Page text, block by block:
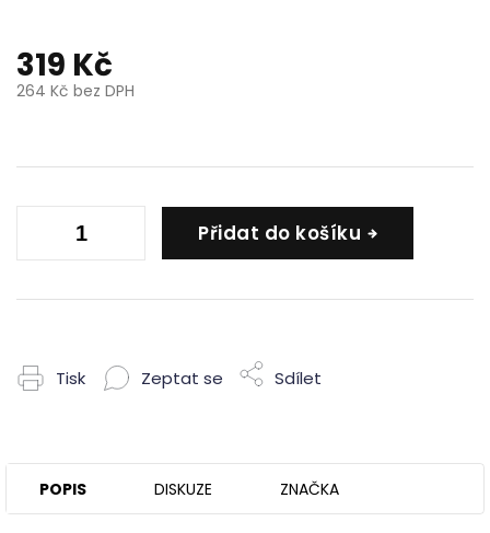
319 Kč
264 Kč bez DPH
Přidat do košíku
Tisk Zeptat se Sdílet
POPIS DISKUZE ZNAČKA